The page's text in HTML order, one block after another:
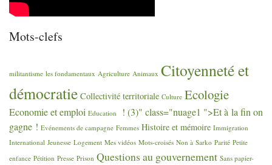
Mots-clefs
militantisme les fondamentaux Agriculture Animaux Citoyenneté et
démocratie Collectivité territoriale Culture Ecologie
Economie et emploi Education
! (3)" class="nuage1 ">Et à la fin on
gagne ! Evénements de campagne Femmes Histoire et mémoire Immigration
International Jeunesse Logement Mes vidéos Mots-croisés Non à Sarko Parité Petite
enfance Pétition Presse Prison Questions au gouvernement Sans papier-